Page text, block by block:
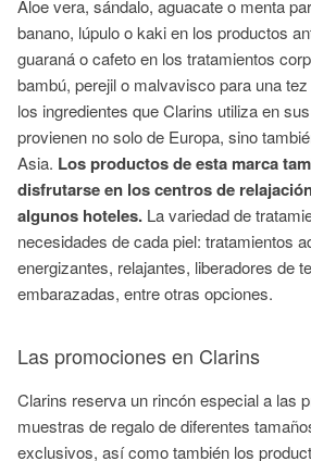
Aloevera, sándalo, aguacate o menta
banano, lúpulo okakien los productos
guaraná o cafeto en los tratamientos
bambú, perejil o malvavisco para una
los ingredientes queClarins utiliza en
provienen no solo de Europa, sino
Asia. Los productos de esta marca
disfrutarse en los centros de
algunos hoteles. La variedad de
necesidades de cada piel: tratamientos
energizantes, relajantes, liberadores de
embarazadas, entre otras opciones.
Las promociones en Clarins
Clarins reserva un rincón especial a las
muestras de regalo de diferentes
exclusivos, así como también los